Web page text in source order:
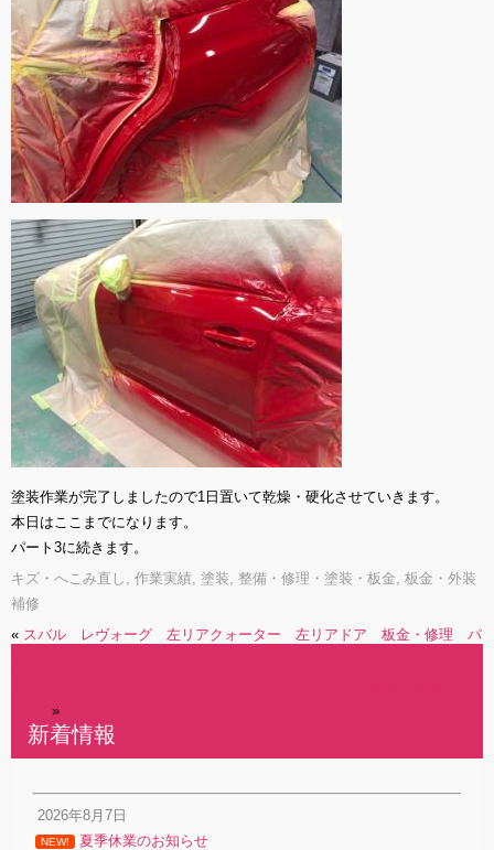
塗装作業が完了しましたので1日置いて乾燥・硬化させていきます。
本日はここまでになります。
パート3に続きます。
キズ・へこみ直し , 作業実績, 塗装, 整備・修理・塗装・板金, 板金・外装
補修
« スバル レヴォーグ 左リアクォーター 左リアドア 板金・修理 パ
»
新着情報
2026年8月7日
NEW! 夏季休業のお知らせ